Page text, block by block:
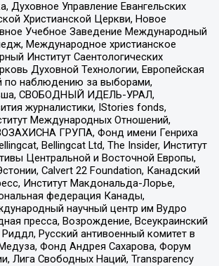
Духовное Управление Евангельских
Христианской Церкви, Новое
Учебное Заведение Международный
Международное христианское
Институт Саентологических
Духовной Технологии, Европейская
по наблюдению за выборами,
СВОБОДНЫЙ ИДЕЛЬ-УРАЛ,
журналистики, IStories fonds,
Международных Отношений,
ГРУПА, Фонд имени Генриха
Bellingcat Ltd, The Insider, Институт
Центральной и Восточной Европы,
Calvert 22 Foundation, Канадский
Институт Макдональда-Лорье,
федерация Канады,
научный центр им Вудро
пресса, Возрождение, Всеукраинский
Русский антивоенный комитет в
Фонд Андрея Сахарова, Форум
Лига Свободных Наций, Transparеncy